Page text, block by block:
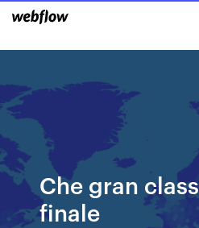
Che gran
finale